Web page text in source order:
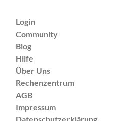
Login
Community
Blog
Hilfe
Über Uns
Rechenzentrum
AGB
Impressum
Datenschutzerklärung